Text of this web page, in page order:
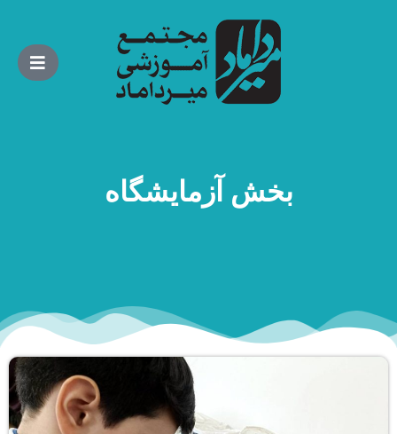
بخش آزمایشگاه